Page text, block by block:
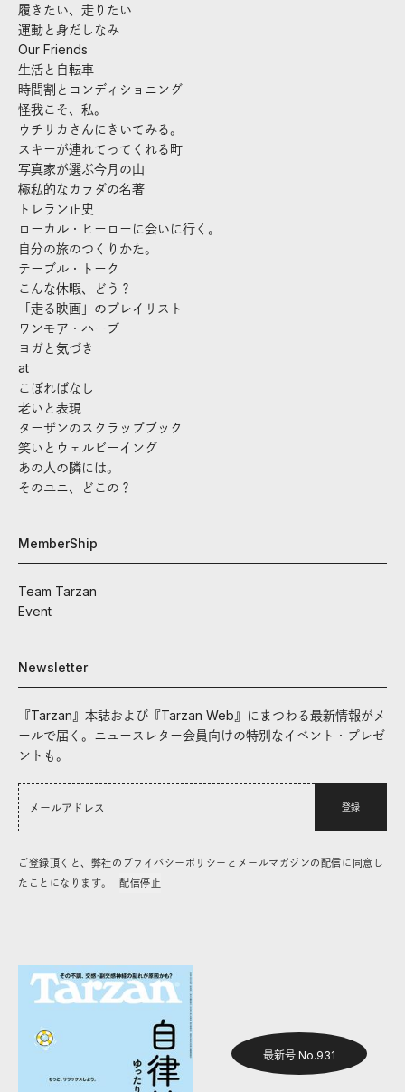
履きたい、走りたい
運動と身だしなみ
Our Friends
生活と自転車
時間割とコンディショニング
怪我こそ、私。
ウチサカさんにきいてみる。
スキーが連れてってくれる町
写真家が選ぶ今月の山
極私的なカラダの名著
トレラン正史
ローカル・ヒーローに会いに行く。
自分の旅のつくりかた。
テーブル・トーク
こんな休暇、どう？
「走る映画」のプレイリスト
ワンモア・ハーブ
ヨガと気づき
at
こぼればなし
老いと表現
ターザンのスクラップブック
笑いとウェルビーイング
あの人の隣には。
そのユニ、どこの？
MemberShip
Team Tarzan
Event
Newsletter
『Tarzan』本誌および『Tarzan Web』にまつわる最新情報がメ
ールで届く。ニュースレター会員向けの特別なイベント・プレゼ
ントも。
登録
ご登録頂くと、弊社のプライバシーポリシーとメールマガジンの配信に同意し
たことになります。
配信停止
最新号 No.931